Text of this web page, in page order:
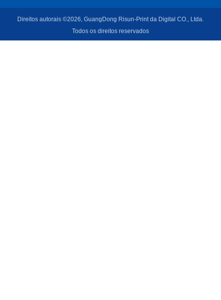
Direitos autorais ©2026, GuangDong Risun-Print da Digital CO., Ltda.
Todos os direitos reservados